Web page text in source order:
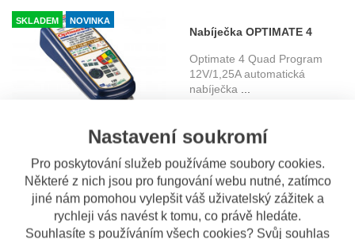
Nastavení soukromí
Pro poskytování služeb používáme soubory cookies.
Některé z nich jsou pro fungování webu nutné, zatímco
jiné nám pomohou vylepšit váš uživatelský zážitek a
rychleji vás navést k tomu, co právě hledáte.
Souhlasíte s používáním všech cookies? Svůj souhlas
SKLADEM NOVINKA
Nabíječka OPTIMATE 4
QUAD PROGRAM
(12V/1,25A) TM630
Optimate 4 Quad Program
12V/1,25A automatická
nabíječka
SKLADEM NOVINKA
Oxford HD OF159 1,5 m.
řetězový zámek
Délka: 1,5 m Oblíbený
řetězový zámek Oxford HD je f